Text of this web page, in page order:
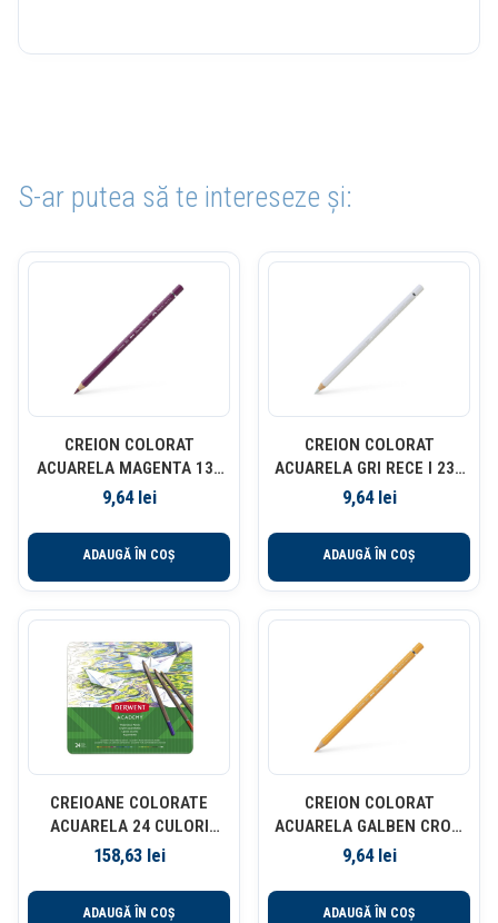
S-ar putea să te intereseze și:
CREION COLORAT
ACUARELA MAGENTA 133
A. DURER FABER-CASTELL
9,64 lei
ADAUGĂ ÎN COȘ
CREION COLORAT
ACUARELA GRI RECE I 230
A. DURER FABER-CASTELL
9,64 lei
ADAUGĂ ÎN COȘ
CREIOANE COLORATE
ACUARELA 24 CULORI
DERWENT ACADEMY
158,63 lei
ADAUGĂ ÎN COȘ
CREION COLORAT
ACUARELA GALBEN CROM
INCHIS 109 A. DURER
9,64 lei
ADAUGĂ ÎN COȘ